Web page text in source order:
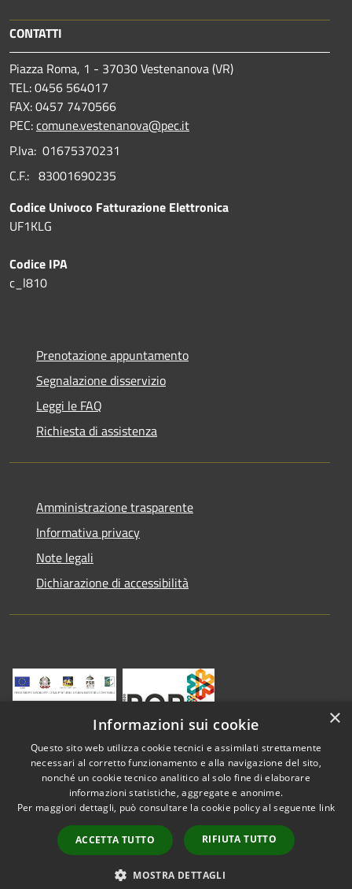
CONTATTI
Piazza Roma, 1 - 37030 Vestenanova (VR)
TEL: 0456 564017
FAX: 0457 7470566
PEC:comune.vestenanova@pec.it
P.Iva: 01675370231
C.F.: 83001690235
Codice Univoco Fatturazione Elettronica
UF1KLG
Codice IPA
c_l810
Prenotazione appuntamento
Segnalazione disservizio
Leggi le FAQ
Richiesta di assistenza
Amministrazione trasparente
Informativa privacy
Note legali
Dichiarazione di accessibilità
Accessibilità
Copyright © 2026 • Comune di
Vestenanova • Powered by
Municipium•
Accesso
redazione
×
Informazioni sui cookie
Questo sito web utilizza cookie tecnici e assimilati strettamente
necessari al corretto funzionamento e alla navigazione del sito,
nonché un cookie tecnico analitico al solo fine di elaborare
informazioni statistiche, aggregate e anonime.
Per maggiori dettagli, può consultare la cookie policy al seguente link
ACCETTA TUTTO RIFIUTA TUTTO
MOSTRA DETTAGLI